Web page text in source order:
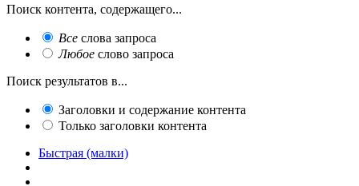
Поиск контента, содержащего...
Все слова запроса
Любое слово запроса
Поиск результатов в...
Заголовки и содержание контента
Только заголовки контента
Быстрая (малки)